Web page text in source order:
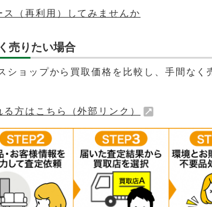
（再利用）してみませんか
売りたい場合
ショップから買取価格を比較し、手間なく
方はこちら（外部リンク）